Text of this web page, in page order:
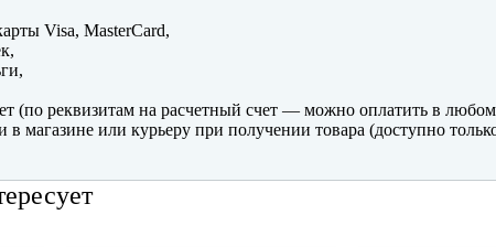
Visa, MasterCard,
(по реквизитам на расчетный счет — можно оплатить в
магазине или курьеру при получении товара (доступно